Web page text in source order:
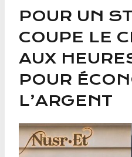
POUR UN
COUPE LE
AUX
POUR
L’ARGENT